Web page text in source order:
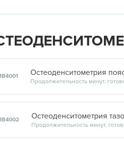
Продолжительность минут,
Продолжительность минут,